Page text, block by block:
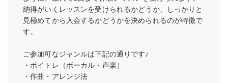
納得がいくレッスンを受けられるかどうか、しっかりと
見極めてから入会するかどうかを決められるのが特徴で
す。
ご参加可なジャンルは下記の通りです♪
・ボイトレ（ボーカル・声楽）
・作曲・アレンジ法